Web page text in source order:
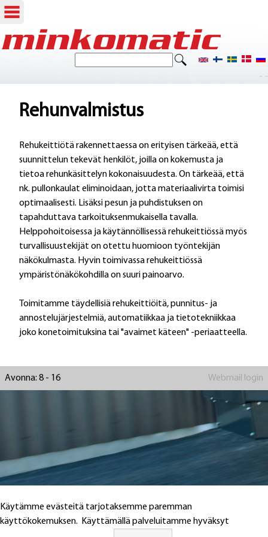
Hyppää
H
a
k
l
o
m
a
k
e
- -
Rehunvalmistus
Rehukeittiötä rakennettaessa on erityisen tärkeää, että
suunnittelun tekevät henkilöt, joilla on kokemusta ja
tietoa rehunkäsittelyn kokonaisuudesta. On tärkeää, että
nk. pullonkaulat eliminoidaan, jotta materiaalivirta toimisi
optimaalisesti. Lisäksi pesun ja puhdistuksen on
tapahduttava tarkoituksenmukaisella tavalla.
Helppohoitoisessa ja käytännöllisessä rehukeittiössä myös
turvallisuustekijät on otettu huomioon työntekijän
näkökulmasta. Hyvin toimivassa rehukeittiössä
ympäristönäkökohdilla on suuri painoarvo.
Toimitamme täydellisiä rehukeittiöitä, punnitus- ja
annostelujärjestelmiä, automatiikkaa ja tietotekniikkaa
joko konetoimituksina tai "avaimet käteen" -periaatteella.
Webmail login
Avonna: 8 - 16
Käytämme evästeitä tarjotaksemme paremman
käyttökokemuksen. Käyttämällä palveluitamme hyväksyt